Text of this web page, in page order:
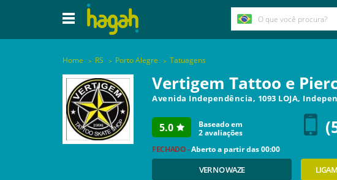
Home RS Porto Alegre Tatuagens
Vertigem Tattoo e
Avenida Independência, 1093 LOJA,
5.0
Baseado em
2avaliações
FECHADO -Aberto a partir das00:00
VER NO WAZE